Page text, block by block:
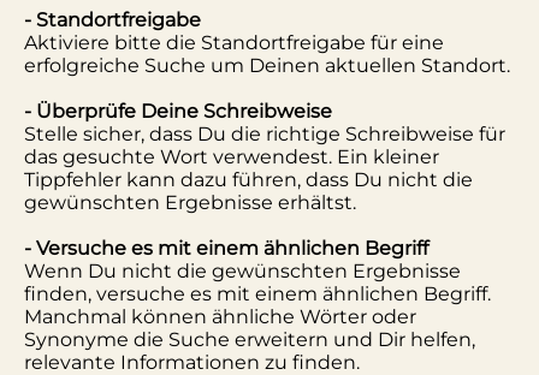
- Standortfreigabe
Aktiviere bitte die Standortfreigabe für eine
erfolgreiche Suche um Deinen aktuellen Standort.
- Überprüfe Deine Schreibweise
Stelle sicher, dass Du die richtige Schreibweise für
das gesuchte Wort verwendest. Ein kleiner
Tippfehler kann dazu führen, dass Du nicht die
gewünschten Ergebnisse erhältst.
- Versuche es mit einem ähnlichen Begriff
Wenn Du nicht die gewünschten Ergebnisse
finden, versuche es mit einem ähnlichen Begriff.
Manchmal können ähnliche Wörter oder
Synonyme die Suche erweitern und Dir helfen,
relevante Informationen zu finden.